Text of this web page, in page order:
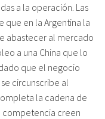
a la operación. Las
que en la Argentina la
abastecer al mercado
a una China que lo
que el negocio
circunscribe al
la cadena de
competencia creen